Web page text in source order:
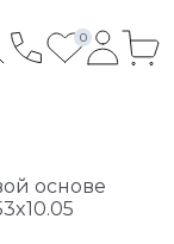
0
основе